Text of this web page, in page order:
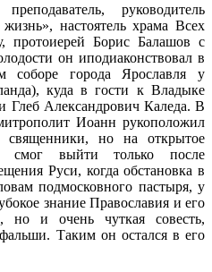
руководитель
жизнь», настоятель храма Всех
протоиерей Борис Балашов с
он иподиаконствовал в
соборе города Ярославля у
куда в гости к Владыке
Глеб Александрович Каледа. В
Иоанн рукоположил
священники, но на открытое
смог выйти только после
Руси, когда обстановка в
подмосковного пастыря, у
знание Православия и его
но и очень чуткая совесть,
Таким он остался в его